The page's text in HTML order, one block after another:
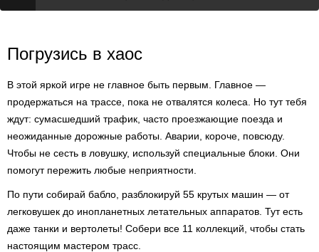
Погрузись в хаос
В этой яркой игре не главное быть первым. Главное —
продержаться на трассе, пока не отвалятся колеса. Но тут тебя
ждут: сумасшедший трафик, часто проезжающие поезда и
неожиданные дорожные работы. Аварии, короче, повсюду.
Чтобы не сесть в ловушку, используй специальные блоки. Они
помогут пережить любые неприятности.
По пути собирай бабло, разблокируй 55 крутых машин — от
легковушек до инопланетных летательных аппаратов. Тут есть
даже танки и вертолеты! Собери все 11 коллекций, чтобы стать
настоящим мастером трасс.